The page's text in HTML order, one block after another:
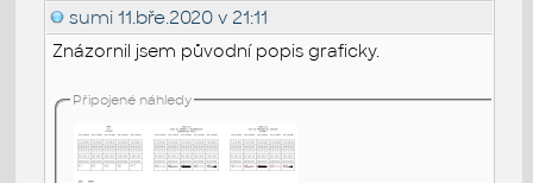
sumi 11.bře.2020 v 21:11
Znázornil jsem původní popis graficky.
Připojené náhledy